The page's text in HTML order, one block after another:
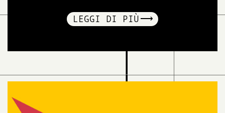
LEGGI DI PIÙ